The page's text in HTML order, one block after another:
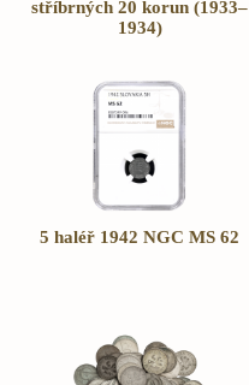
stříbrných 20 korun (1933–
1934)
5 haléř 1942 NGC MS 62